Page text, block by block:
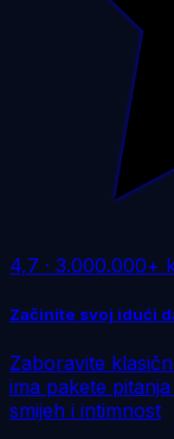
4,7 · 3.000.000+
Začinite svoj idući
Zaboravite
ima pakete
smijeh i intimnost